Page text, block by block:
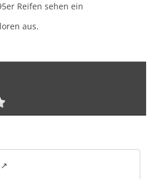
fest.
Reifen sehen ein
aus.